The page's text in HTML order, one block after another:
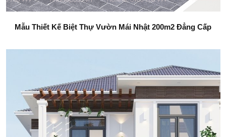
Mẫu Thiết Kế Biệt Thự Vườn Mái Nhật 200m2 Đẳng Cấp